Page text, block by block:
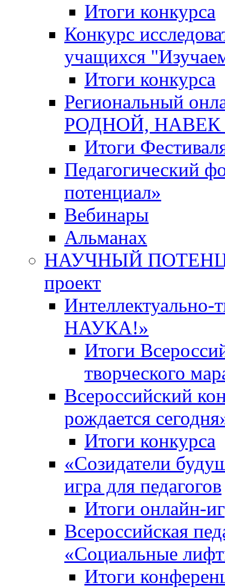
Итоги конкурса
Конкурс
учащихся
Итоги конкурса
Региональный
РОДНОЙ,
Итоги
Педагогический
потенциал»
Вебинары
Альманах
НАУЧНЫЙ
проект
НАУКА!»
Итоги
творческого
Всероссийский
рождается
Итоги конкурса
«Cозидатели
игра для педагогов
Итоги онлайн-
Всероссийская
«Cоциальные
Итоги